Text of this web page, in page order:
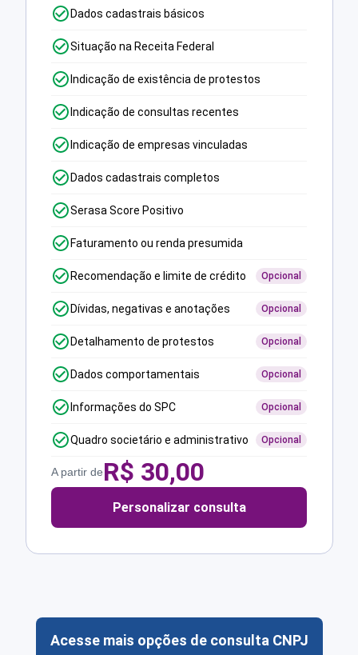
Dados cadastrais básicos
Situação na Receita Federal
Indicação de existência de protestos
Indicação de consultas recentes
Indicação de empresas vinculadas
Dados cadastrais completos
Serasa Score Positivo
Faturamento ou renda presumida
Recomendação e limite de crédito Opcional
Dívidas, negativas e anotações Opcional
Detalhamento de protestos Opcional
Dados comportamentais Opcional
Informações do SPC Opcional
Quadro societário e administrativo Opcional
A partir deR$ 30,00
Personalizar consulta
Acesse mais opções de consulta CNPJ